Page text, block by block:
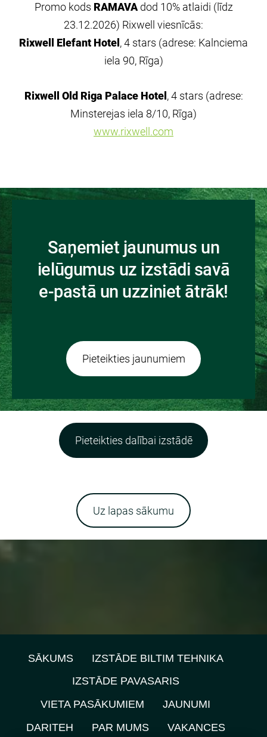
Promokods RAMAVAdod 10% atlaidi (līdz
23.12.2026) Rixwell viesnīcās:
Rixwell
Elefant Hotel , 4 stars (adrese: Kalnciema
iela 90, Rīga)
Rixwell Old Riga Palace Hotel , 4 stars (adrese:
Minsterejas iela 8/10, Rīga)
www.rixwell.com
Saņemiet jaunumus un
ielūgumus uz izstādi savā
e-pastā un uzziniet ātrāk!
​Pieteikties jaunumiem​
Pieteikties dalībai izstādē
Uz lapas sākumu
SĀKUMS
IZSTĀDE BILTIM TEHNIKA
IZSTĀDE PAVASARIS
VIETA PASĀKUMIEM
JAUNUMI
DARITEH
PAR MUMS VAKANCES